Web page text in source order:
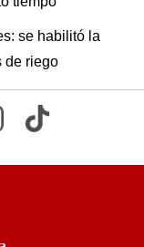
se habilitó la
de riego